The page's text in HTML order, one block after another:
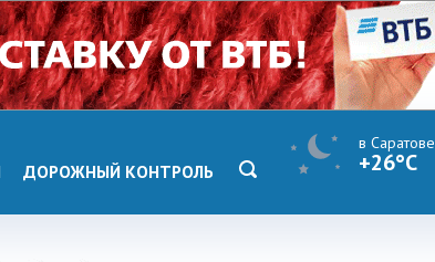
ДОРОЖНЫЙ КОНТРОЛЬ
в Саратове
+26°C